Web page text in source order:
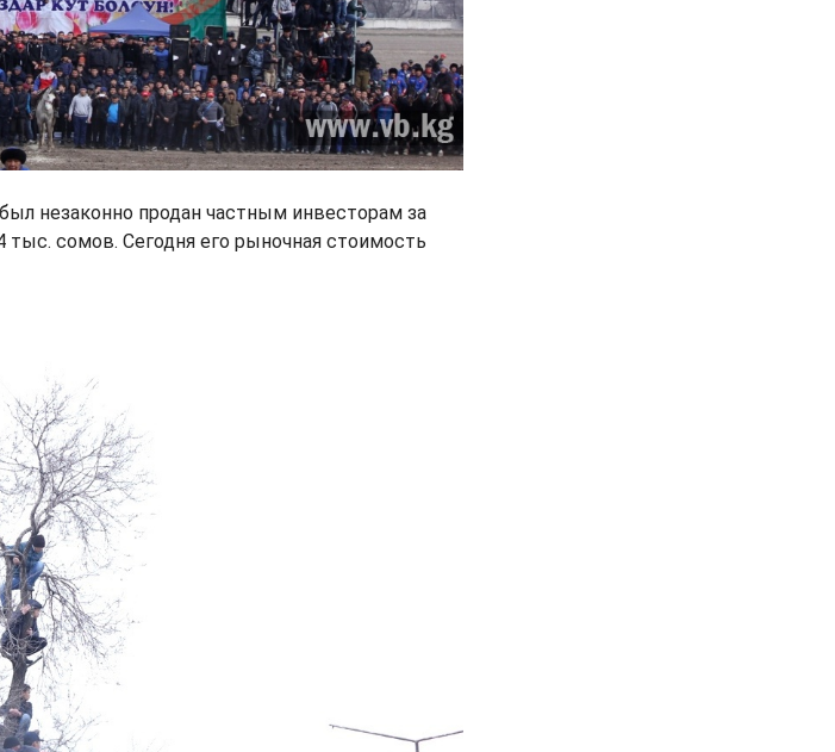
незаконно продан частным инвесторам за
тыс. сомов. Сегодня его рыночная стоимость